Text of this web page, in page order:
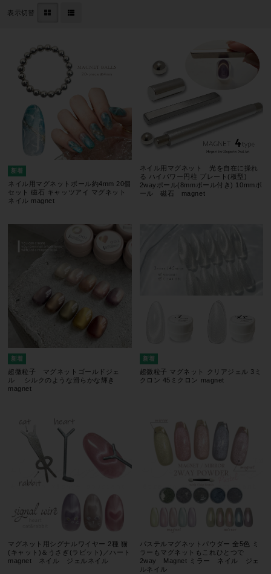
表示切替
ネイル用マグネットボール約4mm 20個
セット 磁石 キャッツアイ マグネット
ネイル magnet
ネイル用マグネット 光を自在に操れ
る ハイパワー円柱 プレート(板型)
2wayポール(8mmボール付き) 10mmボ
ール 磁石 magnet
超微粒子 マグネットゴールドジェ
ル シルクのような滑らかな輝き
magnet
超微粒子 マグネット クリアジェル 3ミ
クロン 45ミクロン magnet
マグネット用シグナルワイヤー 2種 猫
(キャット)＆うさぎ(ラビット)／ハート
magnet ネイル ジェルネイル
パステルマグネットパウダー 全5色 ミ
ラーもマグネットもこれひとつで
2way Magnet ミラー ネイル ジェ
ルネイル